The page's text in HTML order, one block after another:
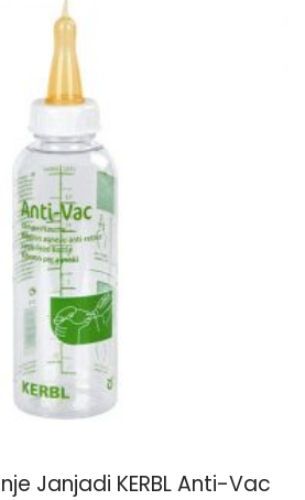
Janjadi KERBL Anti-Vac